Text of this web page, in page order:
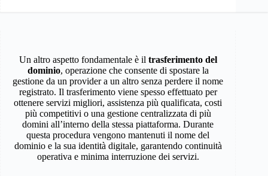
Un altro aspetto fondamentale è il trasferimento del
dominio, operazione che consente di spostare la
gestione da un provider a un altro senza perdere il nome
registrato. Il trasferimento viene spesso effettuato per
ottenere servizi migliori, assistenza più qualificata, costi
più competitivi o una gestione centralizzata di più
domini all’interno della stessa piattaforma. Durante
questa procedura vengono mantenuti il nome del
dominio e la sua identità digitale, garantendo continuità
operativa e minima interruzione dei servizi.